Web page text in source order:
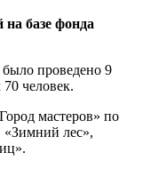
на базе фонда
проведено 9
человек.
мастеров» по
лес»,